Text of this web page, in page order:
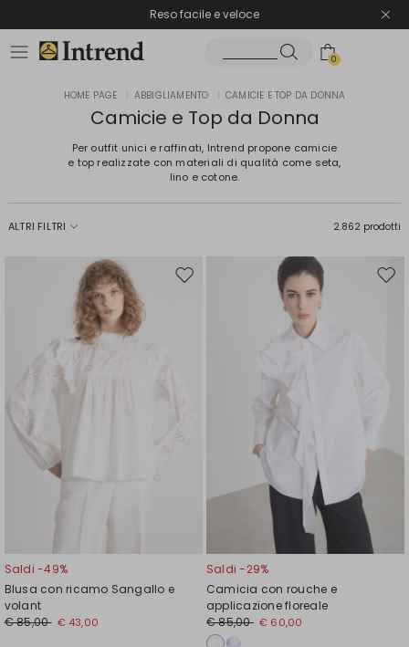
Spedizione gratuita
Reso facile e veloce
0
HOME PAGE ABBIGLIAMENTO CAMICIE E TOP DA DONNA
Camicie e Top da Donna
Per outfit unici e raffinati, Intrend propone camicie
e top realizzate con materiali di qualità come seta,
lino e cotone.
ALTRI FILTRI 2.862 prodotti
Sposta
Saldi -49%
Blusa con ricamo Sangallo e
volant
€ 85,00 € 43,00
Saldi -29%
Camicia con rouche e
applicazione floreale
€ 85,00 € 60,00